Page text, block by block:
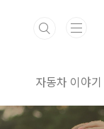
자동차 이야기